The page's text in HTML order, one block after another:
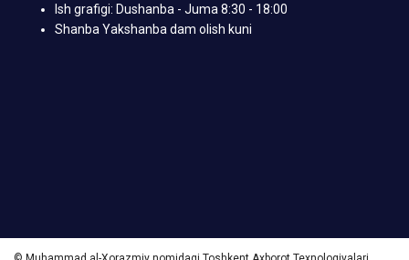
Ish grafigi: Dushanba - Juma 8:30 - 18:00
Shanba Yakshanba dam olish kuni